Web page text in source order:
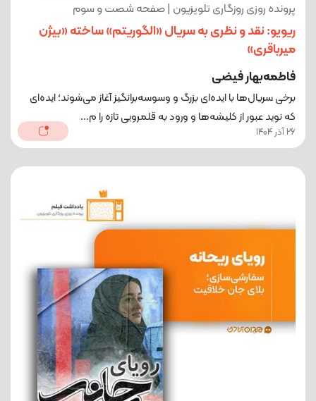
پرونده روزی روزگاری تلویزیون | صفحه شصت و سوم
ریویو: نقد و نظری به سریال «الگوریتم» ساخته «بیژن
میرباقری»
فاطمه‌بهار فیضی
برخی سریال‌ها با ایده‌ای بزرگ و وسوسه‌برانگیز آغاز می‌شوند؛ ایده‌ای
که نوید عبور از کلیشه‌ها و ورود به قلمرویی تازه را م...
26 آذر 1404